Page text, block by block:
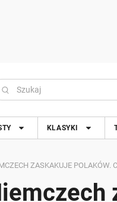
KLASYKI
ZASKAKUJE POLAKÓW.